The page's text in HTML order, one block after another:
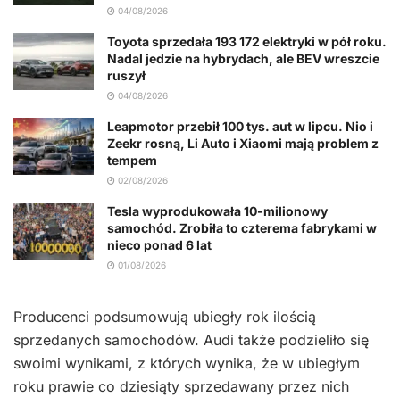
04/08/2026
Toyota sprzedała 193 172 elektryki w pół roku.
Nadal jedzie na hybrydach, ale BEV wreszcie
ruszył
04/08/2026
Leapmotor przebił 100 tys. aut w lipcu. Nio i
Zeekr rosną, Li Auto i Xiaomi mają problem z
tempem
02/08/2026
Tesla wyprodukowała 10-milionowy
samochód. Zrobiła to czterema fabrykami w
nieco ponad 6 lat
01/08/2026
Producenci podsumowują ubiegły rok ilością
sprzedanych samochodów. Audi także podzieliło się
swoimi wynikami, z których wynika, że w ubiegłym
roku prawie co dziesiąty sprzedawany przez nich